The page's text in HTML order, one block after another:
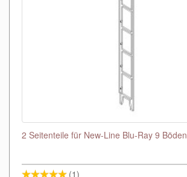
2 Seitenteile für New-Line Blu-Ray 9 Böden
(1)